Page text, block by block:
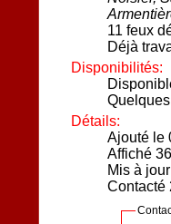
11 feux
Déjà
Disponibilités:
Détails:
Ajouté le
Affiché
Mis à
Contacté